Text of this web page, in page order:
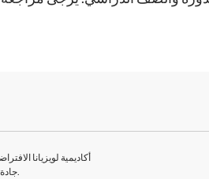
أكاديمية لويزيانا
4962 جادة فلوريدا.